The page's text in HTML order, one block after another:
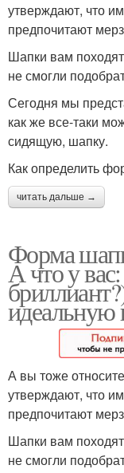
утверждают, что
предпочитают
Шапки вам
не смогли
Сегодня мы
как же все-таки
сидящую, шапку.
Как определить
читать дальше →
Форма
А что у
А вы тоже
утверждают, что
предпочитают
Шапки вам
не смогли